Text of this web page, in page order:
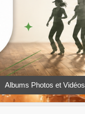
Albums Photos et Vidéos